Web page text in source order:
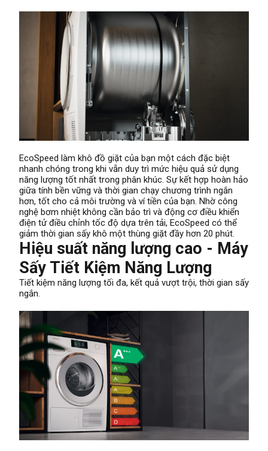
EcoSpeed ​​làm khô đồ giặt của bạn một cách đặc biệt
nhanh chóng trong khi vẫn duy trì mức hiệu quả sử dụng
năng lượng tốt nhất trong phân khúc. Sự kết hợp hoàn hảo
giữa tính bền vững và thời gian chạy chương trình ngắn
hơn, tốt cho cả môi trường và ví tiền của bạn. Nhờ công
nghệ bơm nhiệt không cần bảo trì và động cơ điều khiển
điện tử điều chỉnh tốc độ dựa trên tải, EcoSpeed ​​có thể
giảm thời gian sấy khô một thùng giặt đầy hơn 20 phút.
Hiệu suất năng lượng cao - Máy
Sấy Tiết Kiệm Năng Lượng
Tiết kiệm năng lượng tối đa, kết quả vượt trội, thời gian sấy
ngắn.